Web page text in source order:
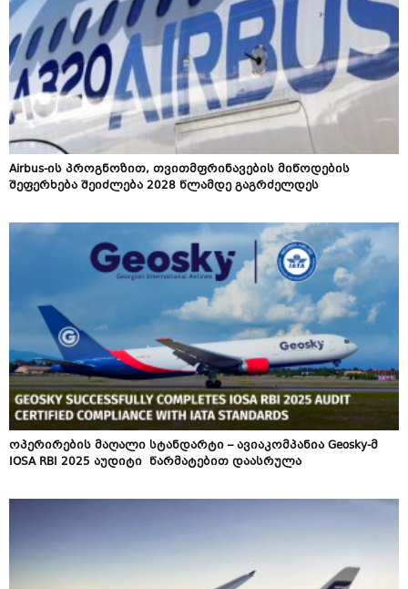
Airbus-ის პროგნოზით, თვითმფრინავების მიწოდების
შეფერხება შეიძლება 2028 წლამდე გაგრძელდეს
ოპერირების მაღალი სტანდარტი – ავიაკომპანია Geosky-მ
IOSA RBI 2025 აუდიტი წარმატებით დაასრულა